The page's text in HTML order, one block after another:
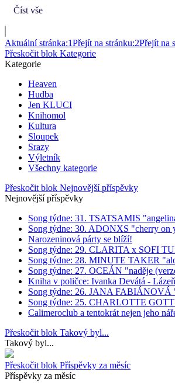
Číst vše
Aktuální stránka:1Přejít na stránku:2Přejít na
Přeskočit blok Kategorie
Kategorie
Heaven
Hudba
Jen KLUCI
Knihomol
Kultura
Sloupek
Srazy
Výletník
Všechny kategorie
Přeskočit blok Nejnovější příspěvky
Nejnovější příspěvky
Song týdne: 31. TSATSAMIS
Song týdne: 30. ADONXS "cherry on
Narozeninová párty se blíží!
Song týdne: 29. CLARITA x SOFI
Song týdne: 28. MINUTE TAKER
Song týdne: 27. OCEÁN "naděje
Kniha v poličce: Ivanka Devátá -
Song týdne: 26. JANA FABIÁNOVÁ
Song týdne: 25. CHARLOTTE
Calimeroclub a tentokrát nejen jeho
Přeskočit blok Takový byl...
Takový byl...
Přeskočit blok Příspěvky za měsíc
Příspěvky za měsíc